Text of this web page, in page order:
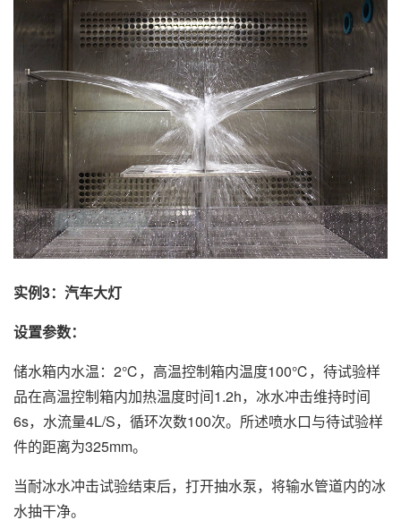
实例3：汽车大灯
设置参数：
储水箱内水温：2℃，高温控制箱内温度100℃，待试验样
品在高温控制箱内加热温度时间1.2h，冰水冲击维持时间
6s，水流量4L/S，循环次数100次。所述喷水口与待试验样
件的距离为325mm。
当耐冰水冲击试验结束后，打开抽水泵，将输水管道内的冰
水抽干净。